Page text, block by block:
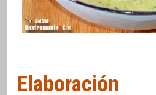
Elaboración